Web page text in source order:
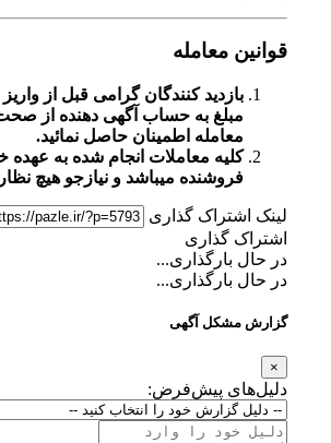
قوانین معامله
بازدید کنندگان گرامی قبل از واریز
مبلغ به حساب آگهی دهنده از صحت و
معامله اطمینان حاصل نمائید.
کلیه معاملات انجام شده به عهده
فروشنده میباشد و نیازجو هیچ نظارتی بر
لینک اشتراک گذاری
اشتراک گذاری
در حال بارگذاری...
در حال بارگذاری...
گزارش مشکل آگهی
دلیل‌های پیش‌فرض: